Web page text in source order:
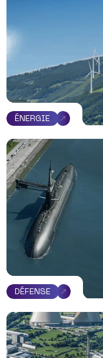
ÉNERGIE
DÉFENSE